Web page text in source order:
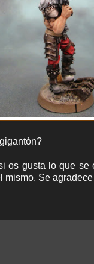
os gusta lo que
mismo. Se